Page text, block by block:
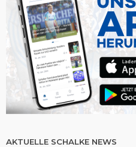
AKTUELLE SCHALKE NEWS